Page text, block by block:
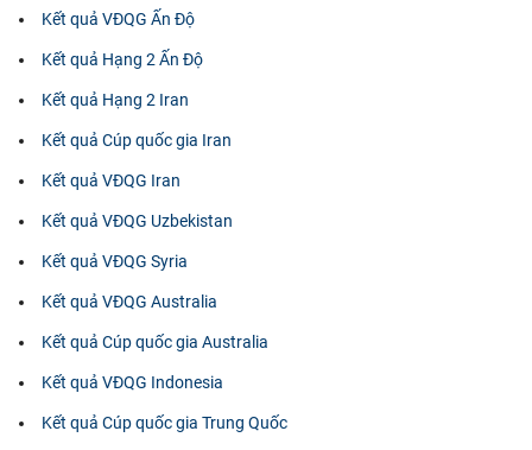
Kết quả VĐQG Ấn Độ
Kết quả Hạng 2 Ấn Độ
Kết quả Hạng 2 Iran
Kết quả Cúp quốc gia Iran
Kết quả VĐQG Iran
Kết quả VĐQG Uzbekistan
Kết quả VĐQG Syria
Kết quả VĐQG Australia
Kết quả Cúp quốc gia Australia
Kết quả VĐQG Indonesia
Kết quả Cúp quốc gia Trung Quốc